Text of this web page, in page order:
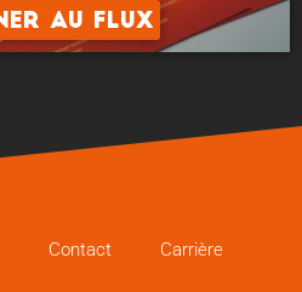
au flux
Contact Carrière